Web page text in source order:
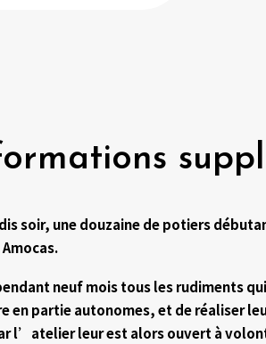
soir, une douzaine de potiers
neuf mois tous les rudiments
en partie autonomes, et de réaliser
l’atelier leur est alors ouvert à